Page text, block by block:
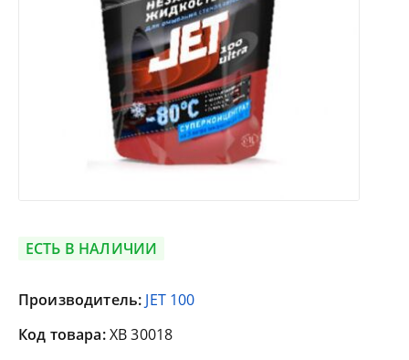
ЕСТЬ В НАЛИЧИИ
Производитель: JET 100
Код товара:XB 30018